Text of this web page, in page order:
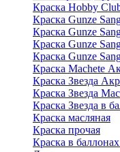
Краска Hobby
Краска Gunze
Краска Gunze
Краска Gunze
Краска Gunze
Краска Machete
Краска Звезда
Краска Звезда
Краска Звезда в
Краска масляная
Краска прочая
Краска в